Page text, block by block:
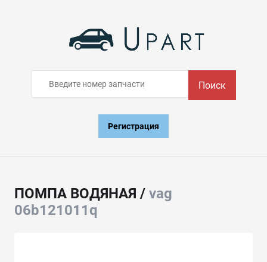
Поиск
Регистрация
ПОМПА ВОДЯНАЯ / vag
06b121011q